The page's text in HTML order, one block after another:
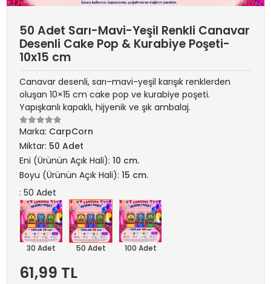
50 Adet Sarı-Mavi-Yeşil Renkli Canavar
Desenli Cake Pop & Kurabiye Poşeti-
10x15 cm
Canavar desenli, sarı–mavi-yeşil karışık renklerden
oluşan 10×15 cm cake pop ve kurabiye poşeti.
Yapışkanlı kapaklı, hijyenik ve şık ambalaj.
Marka: CarpCorn
Miktar: 50 Adet
Eni (Ürünün Açık Hali): 10 cm.
Boyu (Ürünün Açık Hali): 15 cm.
: 50 Adet
30 Adet 50 Adet 100 Adet
61,99 TL